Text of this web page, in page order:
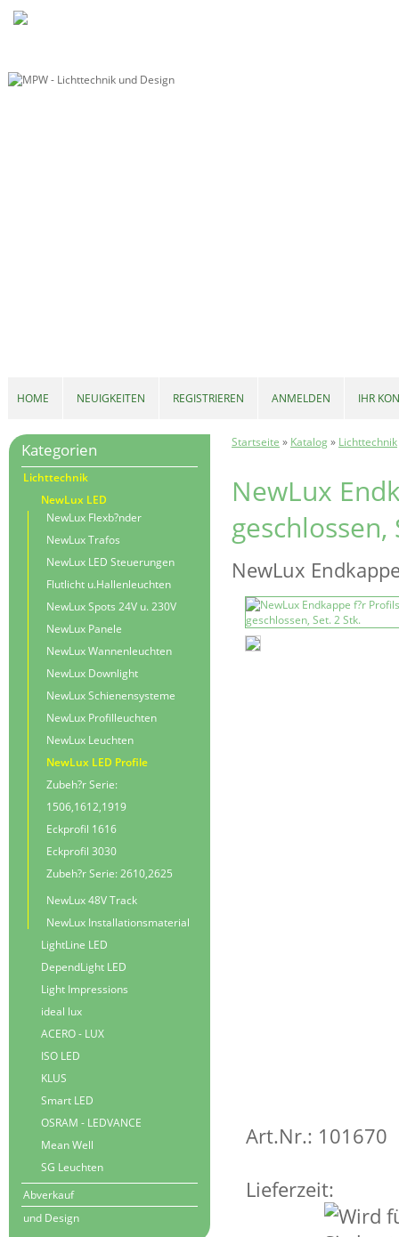
Startseite » Katalog» Lichttechnik
NewLux
geschlossen,
NewLux
Art.Nr.: 101670
Lieferzeit:
Kategorien
Lichttechnik
NewLux LED
NewLux Flexb?nder
NewLux Trafos
NewLux LED Steuerungen
Flutlicht u.Hallenleuchten
NewLux Spots 24V u. 230V
NewLux Panele
NewLux Wannenleuchten
NewLux Downlight
NewLux Schienensysteme
NewLux Profilleuchten
NewLux Leuchten
NewLux LED Profile
Zubeh?r Serie:
1506,1612,1919
Eckprofil 1616
Eckprofil 3030
Zubeh?r Serie: 2610,2625
NewLux 48V Track
NewLux Installationsmaterial
LightLine LED
DependLight LED
Light Impressions
ideal lux
ACERO - LUX
ISO LED
KLUS
Smart LED
OSRAM - LEDVANCE
Mean Well
SG Leuchten
Abverkauf
und Design
HOME NEUIGKEITEN REGISTRIEREN ANMELDEN IHR